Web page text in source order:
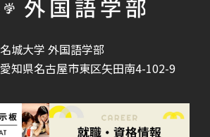
名城大学 外国語学部
愛知県名古屋市東区矢田南4-102-9